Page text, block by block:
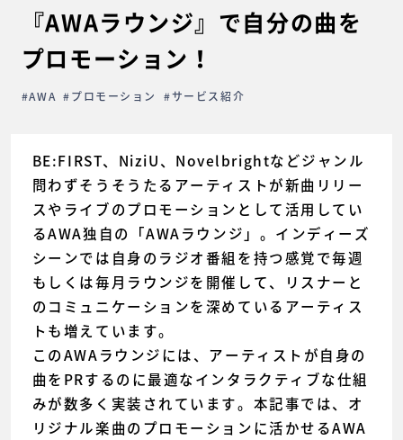
『AWAラウンジ』で自分の曲を
プロモーション！
#AWA #プロモーション #サービス紹介
BE:FIRST、NiziU、Novelbrightなどジャンル
問わずそうそうたるアーティストが新曲リリー
スやライブのプロモーションとして活用してい
るAWA独自の「AWAラウンジ」。インディーズ
シーンでは自身のラジオ番組を持つ感覚で毎週
もしくは毎月ラウンジを開催して、リスナーと
のコミュニケーションを深めているアーティス
トも増えています。
このAWAラウンジには、アーティストが自身の
曲をPRするのに最適なインタラクティブな仕組
みが数多く実装されています。本記事では、オ
リジナル楽曲のプロモーションに活かせるAWA